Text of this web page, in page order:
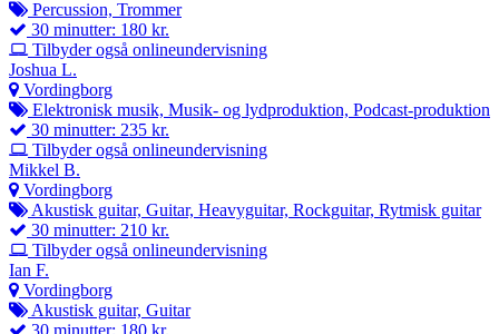
Percussion, Trommer
30 minutter: 180 kr.
Tilbyder også onlineundervisning
Joshua L.
Vordingborg
Elektronisk musik, Musik- og lydproduktion, Podcast-produktion
30 minutter: 235 kr.
Tilbyder også onlineundervisning
Mikkel B.
Vordingborg
Akustisk guitar, Guitar, Heavyguitar, Rockguitar, Rytmisk guitar
30 minutter: 210 kr.
Tilbyder også onlineundervisning
Ian F.
Vordingborg
Akustisk guitar, Guitar